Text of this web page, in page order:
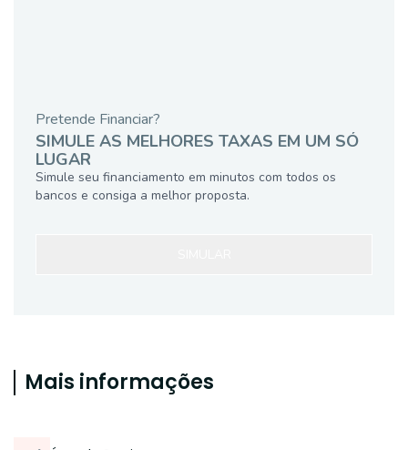
Pretende Financiar?
SIMULE AS MELHORES TAXAS EM UM SÓ
LUGAR
Simule seu financiamento em minutos com todos os
bancos e consiga a melhor proposta.
Mais informações